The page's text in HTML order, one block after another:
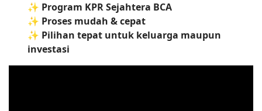
✨ Program KPR Sejahtera BCA
✨ Proses mudah & cepat
✨ Pilihan tepat untuk keluarga maupun
investasi